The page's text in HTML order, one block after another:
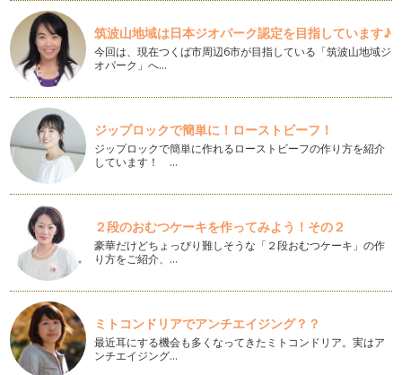
明けましておめでとうございます。 今年もネイルを通して子
育て中のママがhappyに…
爪タイプごとに、悩みを解消して素敵ネイル
子どものような小さな爪だからネイルしてもね…とか、爪の形
が横に広くて男っぽく…
親子でネイル 〜 噛みクセ編 〜
12月〜1月はイベントがいっぱい！！！ 親子でお洒落をして
お…
爪のトラブル
爪は、形の変化や色の変化など何らかの原因で状態が変わって
しまうことがあります。 乾…
ケアして、つるつるかかと♪
夏の間は素足でいることが多いので、フットケアをされている
方も多かったと思います。 …
つるつるハンドになろう♪
子育て中のママは手を使うことが本当に多いですよね。 これ
からの季節は特に手荒れが酷…
筑波山地域は日本ジオパーク認定を目指しています♪
今回は、現在つくば市周辺6市が目指している「筑波山地域ジ
オパーク」へ…
ジップロックで簡単に！ローストビーフ！
ジップロックで簡単に作れるローストビーフの作り方を紹介
しています！ …
２段のおむつケーキを作ってみよう！その２
豪華だけどちょっぴり難しそうな「２段おむつケーキ」の作
り方をご紹介、…
ミトコンドリアでアンチエイジング？？
最近耳にする機会も多くなってきたミトコンドリア。実はア
ンチエイジング…